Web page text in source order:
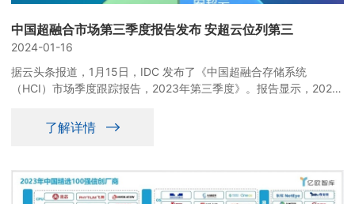
中国超融合市场第三季度报告发布 安超云位列第三
2024-01-16
据云头条报道，1月15日，IDC 发布了《中国超融合存储系统
（HCI）市场季度跟踪报告，2023年第三季度》。报告显示，2023
其中，安超云市场份额13.3%，位列第三名，比2023年10月
IDC《中国软件定义存储（SDS）及超融合存储系统（HCI）市场季
第四位上升到第三位。
了解详情